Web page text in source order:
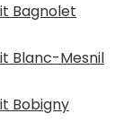
Bagnolet
Blanc-Mesnil
Bobigny